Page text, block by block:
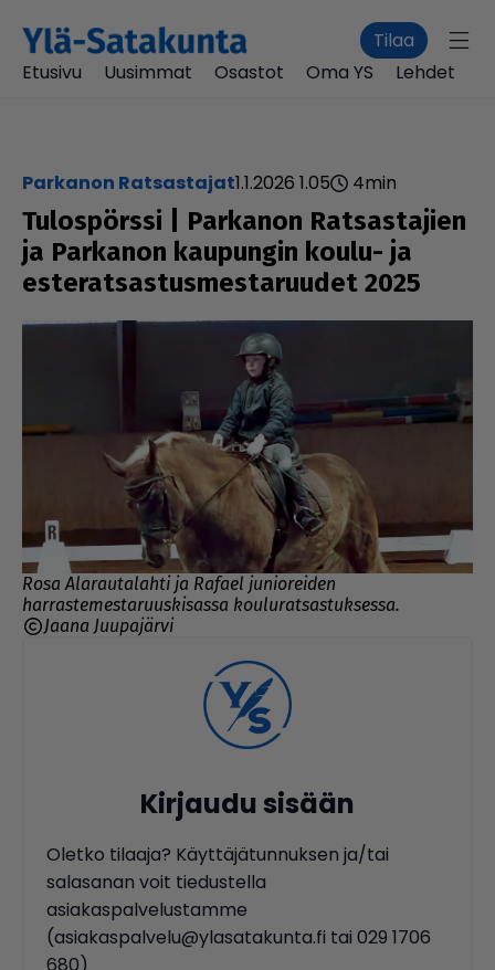
Tilaa
Etusivu
Uusimmat Osastot Oma YS Lehdet
Parkanon Ratsastajat1.1.2026 1.05 4min
Tulos­pörssi | Parkanon Rat­sas­ta­jien
ja Parkanon kaupungin koulu- ja
este­rat­sas­tus­mes­ta­ruu­det 2025
Rosa Alarautalahti ja Rafael junioreiden
harrastemestaruuskisassa kouluratsastuksessa.
Jaana Juupajärvi
Kirjaudu sisään
Oletko tilaaja? Käyttäjätunnuksen ja/tai
salasanan voit tiedustella
asiakaspalvelustamme
(asiakaspalvelu@ylasatakunta.fi tai 029 1706